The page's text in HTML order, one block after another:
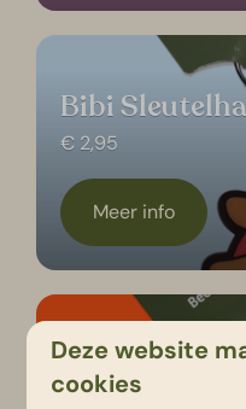
Bibi
€ 2,95
Meer info
Albert Albino
Deze website
cookies